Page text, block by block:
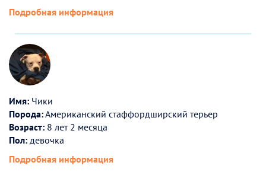
Подробная информация
Имя: Чики
Порода:Американский стаффордширский терьер
Возраст: 8 лет 2 месяца
Пол: девочка
Подробная информация